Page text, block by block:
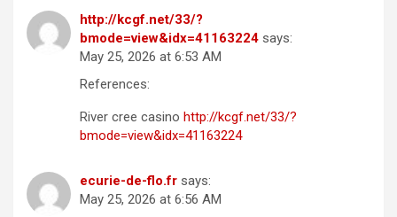
http://kcgf.net/33/?
bmode=view&idx=41163224 says:
May 25, 2026 at 6:53 AM
References:
River cree casino http://kcgf.net/33/?
bmode=view&idx=41163224
ecurie-de-flo.fr says:
May 25, 2026 at 6:56 AM